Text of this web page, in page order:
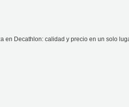
en Decathlon: calidad y precio en un solo